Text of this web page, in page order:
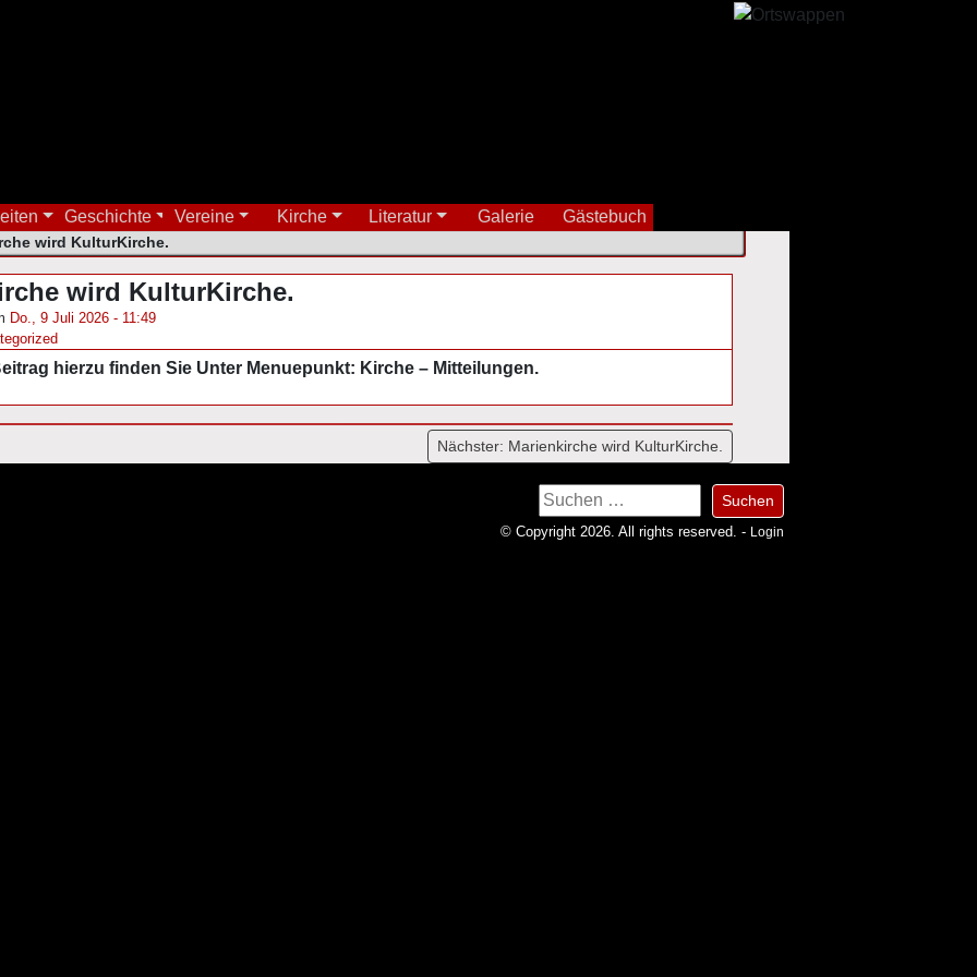
Geschichte Vereine Kirche Literatur Galerie Gästebuch
wird KulturKirche.
wird KulturKirche.
Do., 9 Juli 2026 - 11:49
hierzu finden Sie Unter Menuepunkt: Kirche – Mitteilungen.
Nächster: Marienkirche wird KulturKirche.
Suchen
nach:
© Copyright 2026. All rights reserved. - Login